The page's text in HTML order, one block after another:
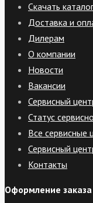
Скачать каталог
Доставка и
Дилерам
О компании
Новости
Вакансии
Сервисный
Статус
Все сервисные
Сервисный
Контакты
Оформление заказа